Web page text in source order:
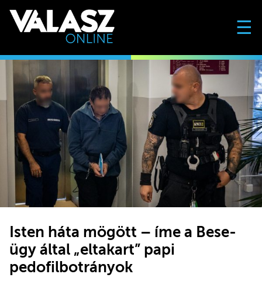
☰
Isten háta mögött – íme a Bese-
ügy által „eltakart” papi
pedofilbotrányok